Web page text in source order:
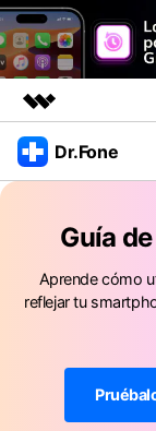
Productos
Resumen
Soluciones
Sala de prensa
Tienda
Dr.Fone
Productos
Para Celular
Herramientas
Descubre lo mejor
Guía
Aprende cómo
reflejar tu